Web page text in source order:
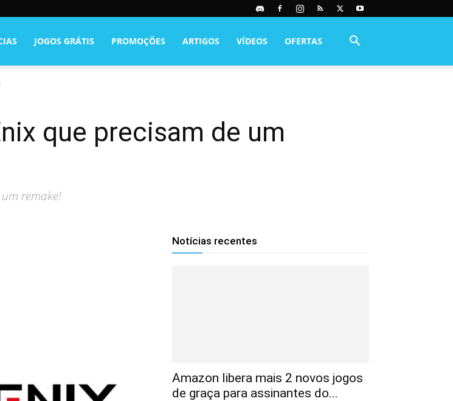
JOGOS GRÁTIS PROMOÇÕES ARTIGOS VÍDEOS OFERTAS
que precisam de um
remake!
Notícias recentes
Amazon libera mais 2 novos jogos
de graça para assinantes do...